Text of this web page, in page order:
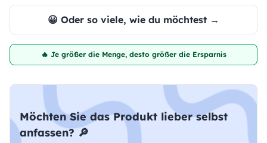
😀 Oder so viele, wie du möchtest →
🔥 Je größer die Menge, desto größer die Ersparnis
Möchten Sie das Produkt lieber selbst
anfassen? 🔎